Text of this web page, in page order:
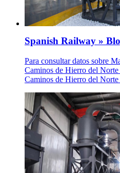
Spanish Railway »
Para consultar datos sobre
Caminos de Hierro del
Caminos de Hierro del Norte